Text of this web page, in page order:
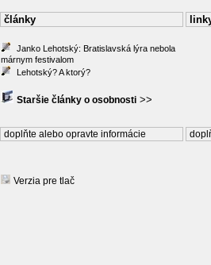
články
Janko Lehotský: Bratislavská lýra nebola
márnym festivalom
Lehotský? A ktorý?
Staršie články o osobnosti >>
doplňte alebo opravte informácie
Verzia pre tlač